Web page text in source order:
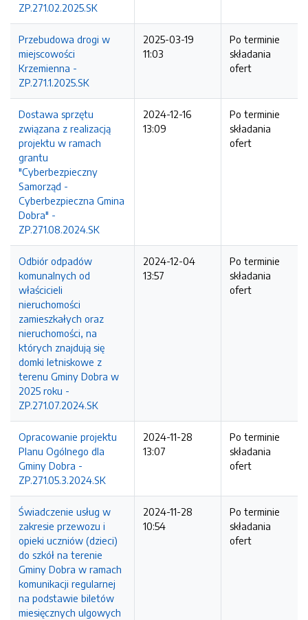
ZP.271.02.2025.SK
Przebudowa drogi w
miejscowości
Krzemienna -
ZP.271.1.2025.SK
2025-03-19
11:03
Po terminie
składania
ofert
Dostawa sprzętu
związana z realizacją
projektu w ramach
grantu
"Cyberbezpieczny
Samorząd -
Cyberbezpieczna Gmina
Dobra" -
ZP.271.08.2024.SK
2024-12-16
13:09
Po terminie
składania
ofert
Odbiór odpadów
komunalnych od
właścicieli
nieruchomości
zamieszkałych oraz
nieruchomości, na
których znajdują się
domki letniskowe z
terenu Gminy Dobra w
2025 roku -
ZP.271.07.2024.SK
2024-12-04
13:57
Po terminie
składania
ofert
Opracowanie projektu
Planu Ogólnego dla
Gminy Dobra -
ZP.271.05.3.2024.SK
2024-11-28
13:07
Po terminie
składania
ofert
Świadczenie usług w
zakresie przewozu i
opieki uczniów (dzieci)
do szkół na terenie
Gminy Dobra w ramach
komunikacji regularnej
na podstawie biletów
miesięcznych ulgowych
2024-11-28
10:54
Po terminie
składania
ofert